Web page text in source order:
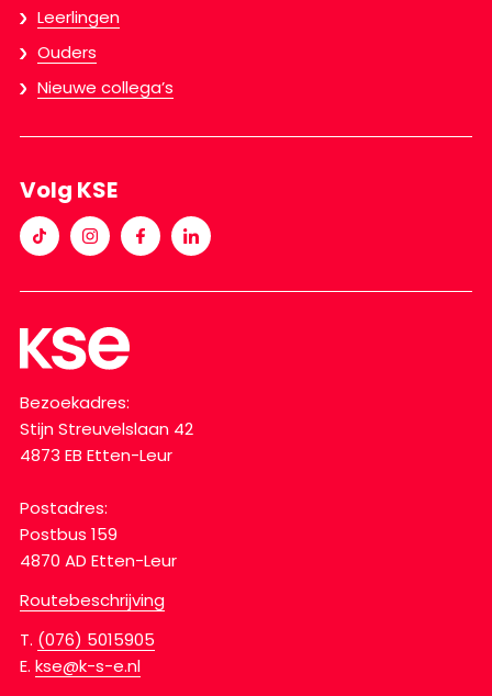
Leerlingen
Ouders
Nieuwe collega’s
Volg KSE
Bezoekadres:
Stijn Streuvelslaan 42
4873 EB Etten-Leur
Postadres:
Postbus 159
4870 AD Etten-Leur
Routebeschrijving
T. (076) 5015905
E. kse@k-s-e.nl